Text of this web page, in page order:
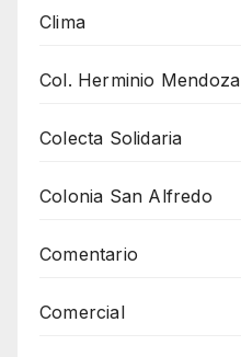
Clima
Col. Herminio Mendoza
Colecta Solidaria
Colonia San Alfredo
Comentario
Comercial